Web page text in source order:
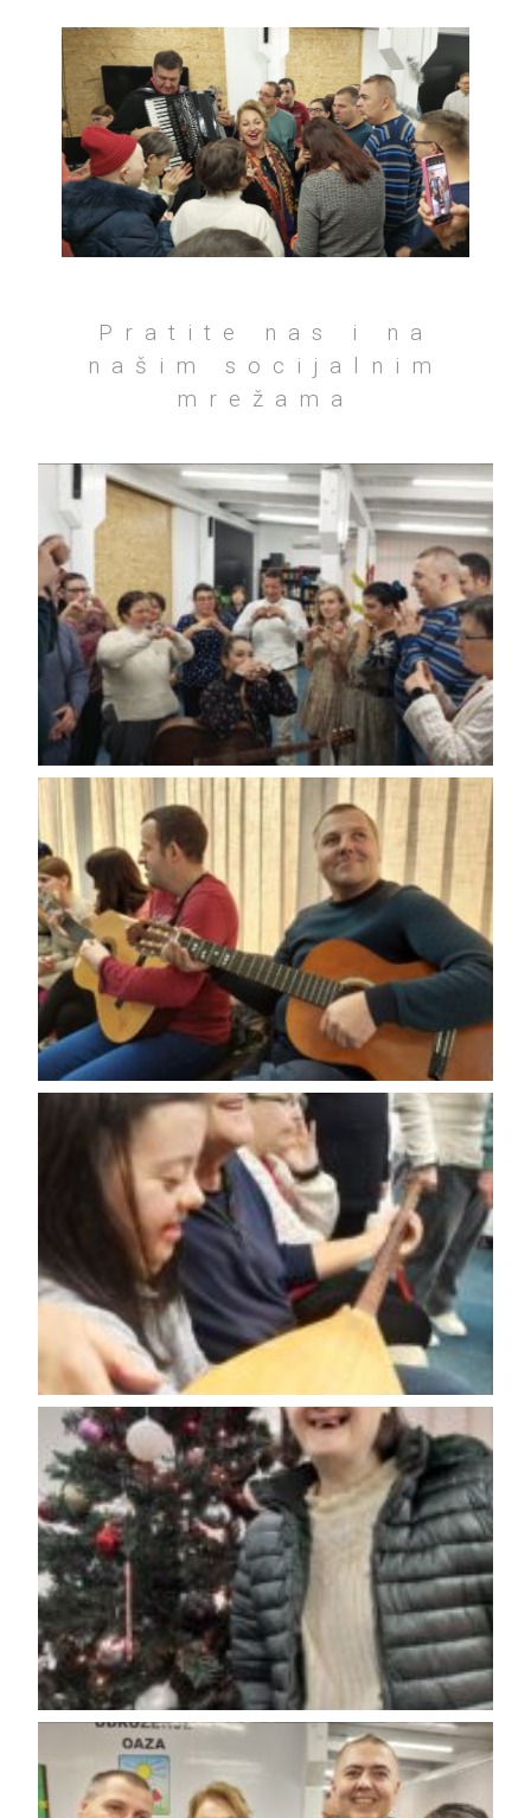
Pratite nas i na
našim socijalnim
mrežama